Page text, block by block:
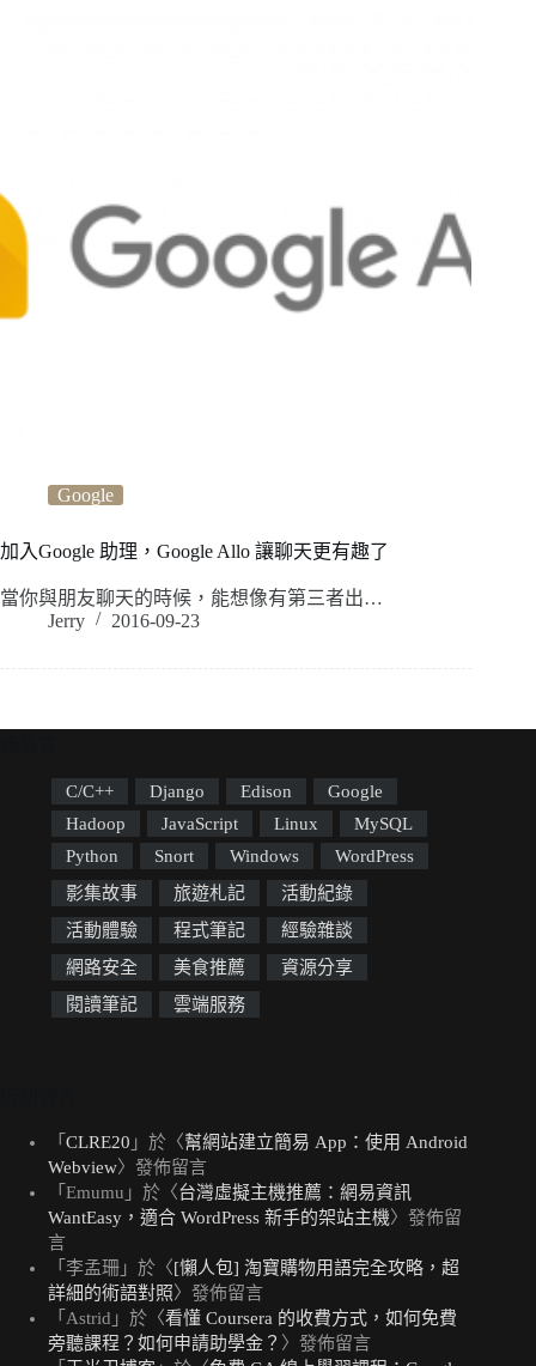
Google
加入Google 助理，Google Allo 讓聊天更有趣了
當你與朋友聊天的時候，能想像有第三者出…
Jerry
2016-09-23
C/C++ Django Edison
Google
Hadoop
JavaScript Linux
MySQL
Python
Snort Windows
WordPress
影集故事
旅遊札記
活動紀錄
活動體驗
程式筆記
經驗雜談
網路安全
美食推薦
資源分享
閱讀筆記
雲端服務
「 CLRE20 」於〈幫網站建立簡易 App：使用 Android
Webview〉發佈留言
「 Emumu 」於〈台灣虛擬主機推薦：網易資訊
WantEasy，適合 WordPress 新手的架站主機〉發佈留
言
「 李孟珊 」於〈[懶人包] 淘寶購物用語完全攻略，超
詳細的術語對照〉發佈留言
「 Astrid 」於〈看懂 Coursera 的收費方式，如何免費
旁聽課程？如何申請助學金？ 〉發佈留言